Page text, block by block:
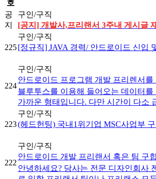
호
공
지
구인/구직
[공지] 개발사,프리랜서 3주내 게시글
225
구인/구직
[정규직] JAVA 경력/ 안드로이드 신입
224
구인/구직
안드로이드 프로그램 개발 프리렌서를
블루투스를 이용해 들어오는 데이터
가까운 형태입니다. 다만 시간이 다소
223
구인/구직
(헤드헌팅) 국내1위기업 MSC사업부
222
구인/구직
안드로이드 개발 프리랜서 혹은 팀 구
안녕하세요? 당사는 전문 디자인회사